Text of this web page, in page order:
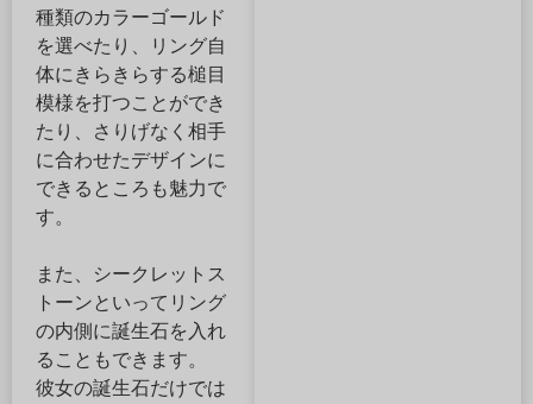
種類のカラーゴールド
を選べたり、リング自
体にきらきらする槌目
模様を打つことができ
たり、さりげなく相手
に合わせたデザインに
できるところも魅力で
す。
また、シークレットス
トーンといってリング
の内側に誕生石を入れ
ることもできます。
彼女の誕生石だけでは